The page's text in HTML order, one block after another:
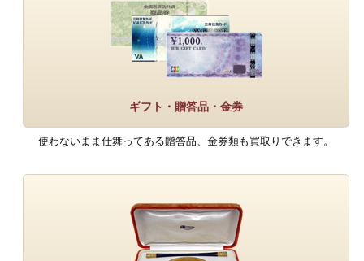
ギフト・贈答品・金券
使わないまま仕舞ってある贈答品、金券類も買取りできます。